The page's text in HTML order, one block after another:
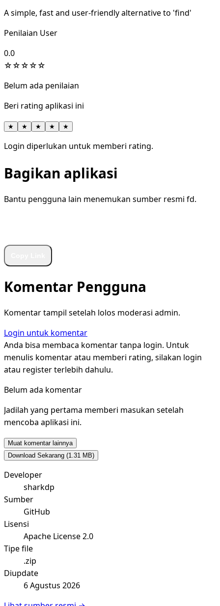
A simple, fast and user-friendly alternative to 'find'
Penilaian User
0.0
☆☆☆☆☆
Belum ada penilaian
Beri rating aplikasi ini
★ ★ ★ ★ ★
Login diperlukan untuk memberi rating.
Bagikan aplikasi
Bantu pengguna lain menemukan sumber resmi fd.
Komentar Pengguna
Komentar tampil setelah lolos moderasi admin.
Login untuk komentar
Anda bisa membaca komentar tanpa login. Untuk
menulis komentar atau memberi rating, silakan login
atau register terlebih dahulu.
Belum ada komentar
Jadilah yang pertama memberi masukan setelah
mencoba aplikasi ini.
Muat komentar lainnya
Download Sekarang (1.31 MB)
Developer
sharkdp
Sumber
GitHub
Lisensi
Apache License 2.0
Tipe file
.zip
Diupdate
6 Agustus 2026